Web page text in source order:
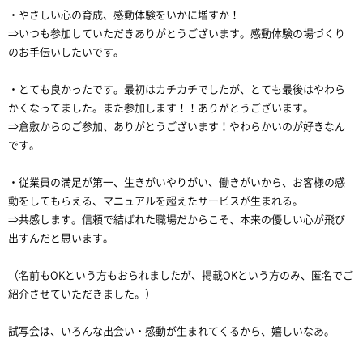
・やさしい心の育成、感動体験をいかに増すか！
⇒いつも参加していただきありがとうございます。感動体験の場づくり
のお手伝いしたいです。
・とても良かったです。最初はカチカチでしたが、とても最後はやわら
かくなってました。また参加します！！ありがとうございます。
⇒倉敷からのご参加、ありがとうございます！やわらかいのが好きなん
です。
・従業員の満足が第一、生きがいやりがい、働きがいから、お客様の感
動をしてもらえる、マニュアルを超えたサービスが生まれる。
⇒共感します。信頼で結ばれた職場だからこそ、本来の優しい心が飛び
出すんだと思います。
（名前もOKという方もおられましたが、掲載OKという方のみ、匿名でご
紹介させていただきました。）
試写会は、いろんな出会い・感動が生まれてくるから、嬉しいなあ。